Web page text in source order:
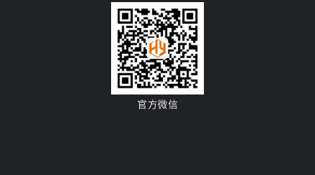
官方微信